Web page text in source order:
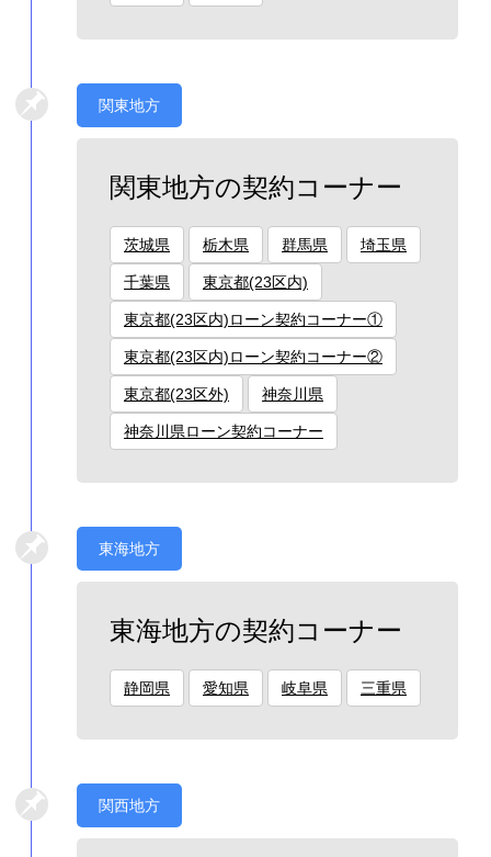
関東地方
関東地方の契約コーナー
茨城県 栃木県 群馬県 埼玉県
千葉県 東京都(23区内)
東京都(23区内)ローン契約コーナー①
東京都(23区内)ローン契約コーナー②
東京都(23区外) 神奈川県
神奈川県ローン契約コーナー
東海地方
東海地方の契約コーナー
静岡県 愛知県 岐阜県 三重県
関西地方